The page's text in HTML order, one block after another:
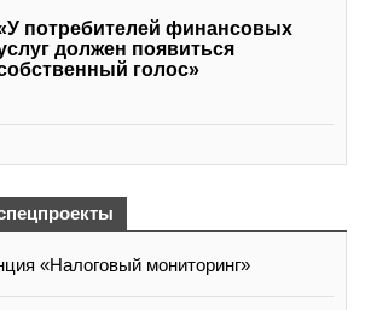
потребителей финансовых
должен появиться
голос»
«Налоговый мониторинг»